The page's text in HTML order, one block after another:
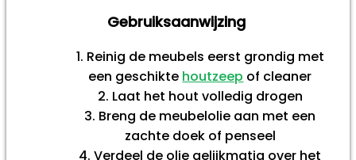
Gebruiksaanwijzing
Reinig de meubels eerst grondig met
een geschikte houtzeep of cleaner
Laat het hout volledig drogen
Breng de meubelolie aan met een
zachte doek of penseel
Verdeel de olie gelijkmatig over het